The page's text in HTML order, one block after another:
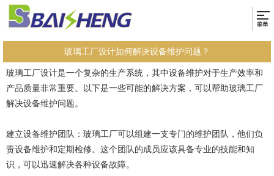
玻璃工厂设计如何解决设备维护问题？
玻璃工厂设计是一个复杂的生产系统，其中设备维护对于生产效率和
产品质量非常重要。以下是一些可能的解决方案，可以帮助玻璃工厂
解决设备维护问题。
建立设备维护团队：玻璃工厂可以组建一支专门的维护团队，他们负
责设备维护和定期检修。这个团队的成员应该具备专业的技能和知
识，可以迅速解决各种设备故障。